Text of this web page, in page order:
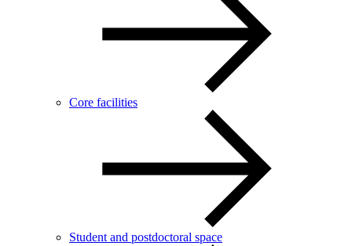
Core facilities
Student and postdoctoral space